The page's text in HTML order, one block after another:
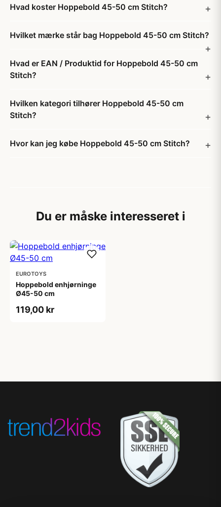
Hvad koster Hoppebold 45-50 cm Stitch?
Hvilket mærke står bag Hoppebold 45-50 cm Stitch?
Hvad er EAN / Produktid for Hoppebold 45-50 cm
Stitch?
Hvilken kategori tilhører Hoppebold 45-50 cm
Stitch?
Hvor kan jeg købe Hoppebold 45-50 cm Stitch?
Du er måske interesseret i
EUROTOYS
Hoppebold enhjørninge
Ø45-50 cm
119,00 kr